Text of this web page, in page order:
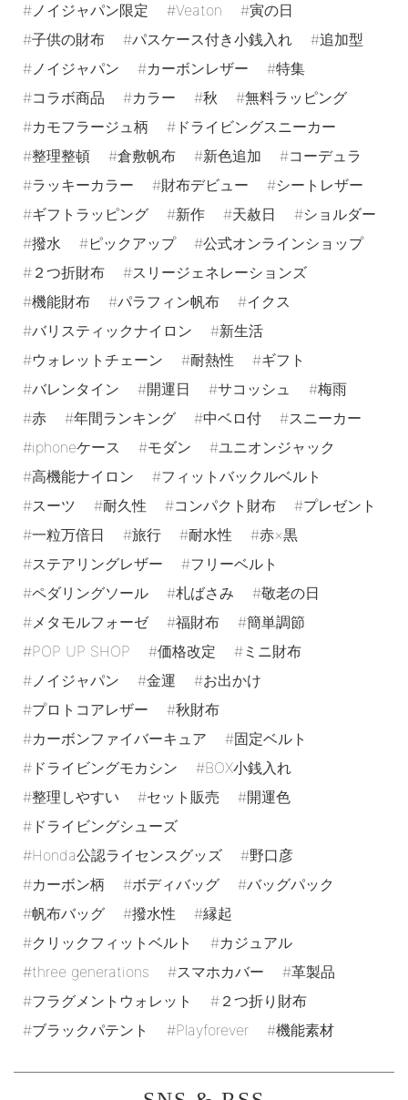
ノイジャパン限定
Veaton
寅の日
子供の財布
パスケース付き小銭入れ
追加型
ノイジャパン
カーボンレザー
特集
コラボ商品
カラー 秋
無料ラッピング
カモフラージュ柄
ドライビングスニーカー
整理整頓
倉敷帆布 新色追加
コーデュラ
ラッキーカラー
財布デビュー
シートレザー
ギフトラッピング
新作 天赦日
ショルダー
撥水
ピックアップ
公式オンラインショップ
２つ折財布
スリージェネレーションズ
機能財布
パラフィン帆布
イクス
バリスティックナイロン
新生活
ウォレットチェーン
耐熱性
ギフト
バレンタイン
開運日 サコッシュ
梅雨
赤
年間ランキング 中ベロ付
スニーカー
iphoneケース
モダン
ユニオンジャック
高機能ナイロン
フィットバックルベルト
スーツ
耐久性 コンパクト財布
プレゼント
一粒万倍日
旅行 耐水性
赤×黒
ステアリングレザー
フリーベルト
ペダリングソール
札ばさみ
敬老の日
メタモルフォーゼ
福財布
簡単調節
POP UP SHOP
価格改定
ミニ財布
ノイジャパン
金運
お出かけ
プロトコアレザー
秋財布
カーボンファイバーキュア
固定ベルト
ドライビングモカシン
BOX小銭入れ
整理しやすい
セット販売
開運色
ドライビングシューズ
Honda公認ライセンスグッズ
野口彦
カーボン柄
ボディバッグ
バッグパック
帆布バッグ
撥水性
縁起
クリックフィットベルト
カジュアル
three generations
スマホカバー
革製品
フラグメントウォレット
２つ折り財布
ブラックパテント
Playforever 機能素材